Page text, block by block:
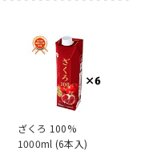
ざくろ 100%
1000ml (6本入)